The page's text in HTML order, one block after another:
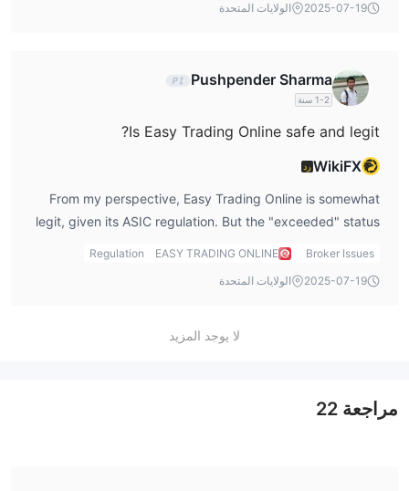
2025-07-19
الولايات المتحدة
Pushpender Sharma
1-2 سنة
Is Easy Trading Online safe and legit?
WikiFXرد
From my perspective, Easy Trading Online is somewhat
legit, given its ASIC regulation. But the "exceeded" status
is a major red flag. It makes me question if they’re
which could pose a risk to traders. It's crucial for me to dig
Broker Issues
EASY TRADING ONLINE
Regulation
2025-07-19
الولايات المتحدة
لا يوجد المزيد
مراجعة